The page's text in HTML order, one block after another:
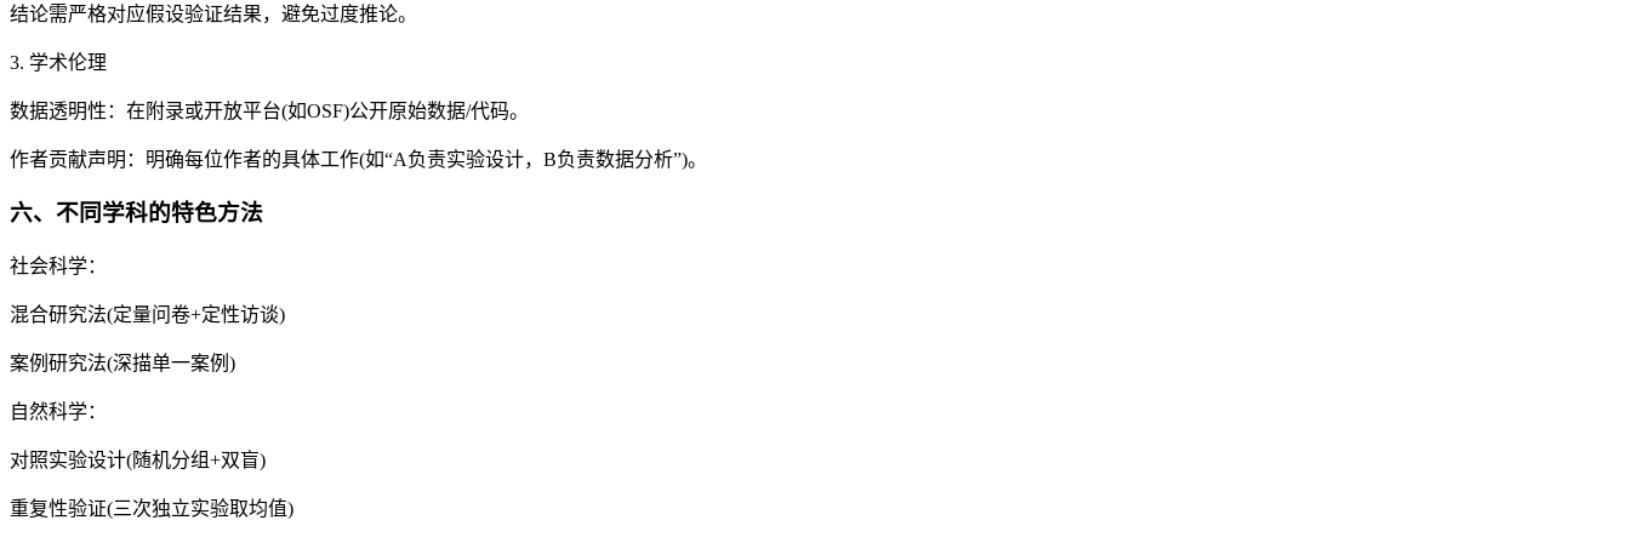
结论需严格对应假设验证结果，避免过度推论。
3. 学术伦理
数据透明性：在附录或开放平台(如OSF)公开原始数据/代码。
作者贡献声明：明确每位作者的具体工作(如“A负责实验设计，B负责数据分析”)。
六、不同学科的特色方法
社会科学：
混合研究法(定量问卷+定性访谈)
案例研究法(深描单一案例)
自然科学：
对照实验设计(随机分组+双盲)
重复性验证(三次独立实验取均值)